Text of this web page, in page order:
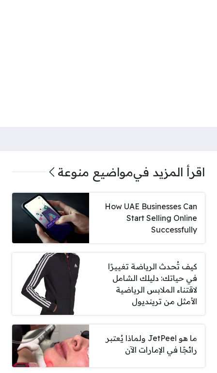
اقرأ المزيد فيمواضيع منوعة
How UAE Businesses Can
Start Selling Online
Successfully
كيف تُحدث الرياضة تغييرًا
في حياتك: دليلك الشامل
لاقتناء الملابس الرياضية
الأمثل من ترينديول
ما هو JetPeel ولماذا يُعتبر
رائجًا في الإمارات الآن